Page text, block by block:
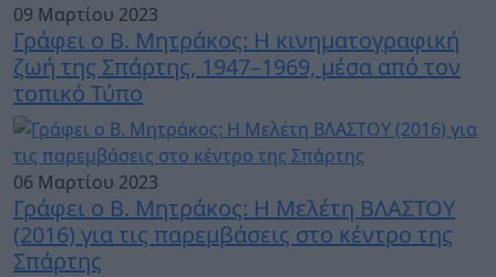
09 Μαρτίου 2023
Γράφει ο Β. Μητράκος: Η κινηματογραφική
ζωή της Σπάρτης, 1947–1969, μέσα από τον
τοπικό Τύπο
06 Μαρτίου 2023
Γράφει ο Β. Μητράκος: Η Μελέτη ΒΛΑΣΤΟΥ
(2016) για τις παρεμβάσεις στο κέντρο της
Σπάρτης